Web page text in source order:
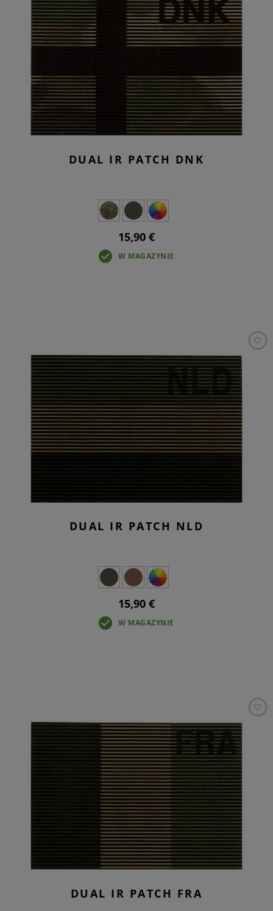
DUAL IR PATCH DNK
15,90 €
W MAGAZYNIE
DUAL IR PATCH NLD
15,90 €
W MAGAZYNIE
DUAL IR PATCH FRA